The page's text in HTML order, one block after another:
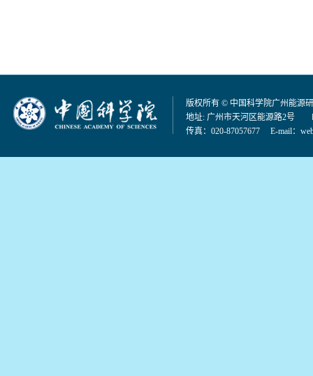
版权所有 © 中国科学院广州能源
地址: 广州市天河区能源路2号
传真：020-87057677 E-mail：